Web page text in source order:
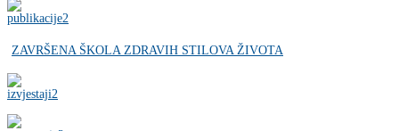
ZAVRŠENA ŠKOLA ZDRAVIH STILOVA ŽIVOTA